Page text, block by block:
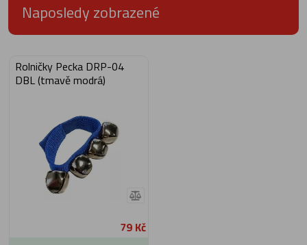
Naposledy zobrazené
Rolničky Pecka DRP-04
DBL (tmavě modrá)
79 Kč